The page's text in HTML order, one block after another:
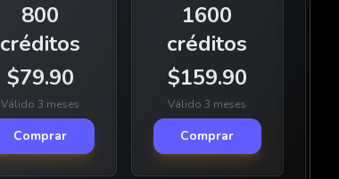
800
créditos
$79.90
Válido 3 meses
Comprar
1600
créditos
$159.90
Válido 3 meses
Comprar